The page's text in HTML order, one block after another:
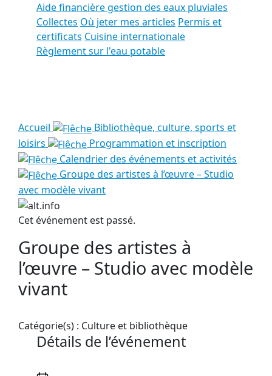
Aide financière gestion des eaux pluviales
Collectes Où jeter mes articles Permis et
certificats Cuisine internationale
Règlement sur l'eau potable
Accueil
Bibliothèque, culture, sports et
loisirs
Programmation et inscription
Calendrier des événements et activités
Groupe des artistes à l’œuvre – Studio
avec modèle vivant
Cet événement est passé.
Groupe des artistes à
l’œuvre – Studio avec modèle
vivant
Catégorie(s) : Culture et bibliothèque
Détails de l’événement